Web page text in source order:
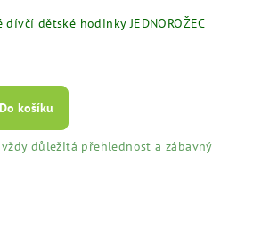
dívčí dětské hodinky JEDNOROŽEC
Do košíku
důležitá přehlednost a zábavný